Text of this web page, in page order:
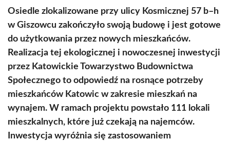
Osiedle zlokalizowane przy ulicy Kosmicznej 57 b–h
w Giszowcu zakończyło swoją budowę i jest gotowe
do użytkowania przez nowych mieszkańców.
Realizacja tej ekologicznej i nowoczesnej inwestycji
przez Katowickie Towarzystwo Budownictwa
Społecznego to odpowiedź na rosnące potrzeby
mieszkańców Katowic w zakresie mieszkań na
wynajem. W ramach projektu powstało 111 lokali
mieszkalnych, które już czekają na najemców.
Inwestycja wyróżnia się zastosowaniem